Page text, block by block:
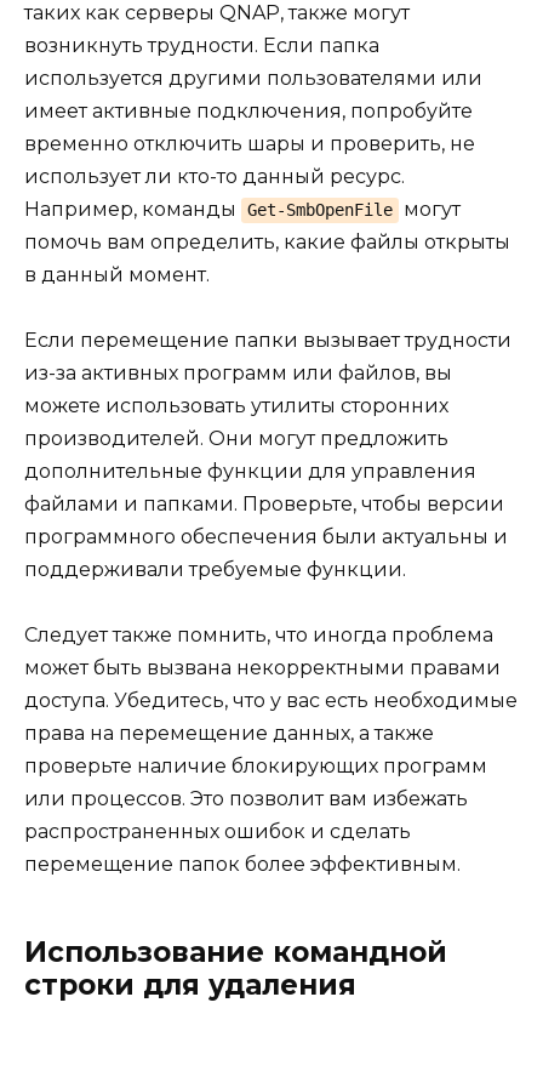
таких как серверы QNAP, также могут
возникнуть трудности. Если папка
используется другими пользователями или
имеет активные подключения, попробуйте
временно отключить шары и проверить, не
использует ли кто-то данный ресурс.
Например, команды
Get-SmbOpenFile
могут
помочь вам определить, какие файлы открыты
в данный момент.
Если перемещение папки вызывает трудности
из-за активных программ или файлов, вы
можете использовать утилиты сторонних
производителей. Они могут предложить
дополнительные функции для управления
файлами и папками. Проверьте, чтобы версии
программного обеспечения были актуальны и
поддерживали требуемые функции.
Следует также помнить, что иногда проблема
может быть вызвана некорректными правами
доступа. Убедитесь, что у вас есть необходимые
права на перемещение данных, а также
проверьте наличие блокирующих программ
или процессов. Это позволит вам избежать
распространенных ошибок и сделать
перемещение папок более эффективным.
Использование командной
строки для удаления